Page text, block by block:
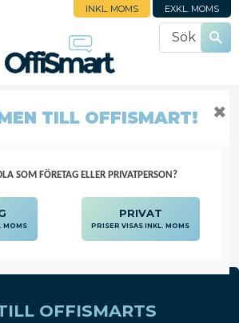
INKL. MOMS EXKL. MOMS
OFFISMARTS
TILL OFFISMART!
SOM FÖRETAG ELLER PRIVATPERSON?
MOMS
PRIVAT
PRISER VISAS INKL. MOMS
✖